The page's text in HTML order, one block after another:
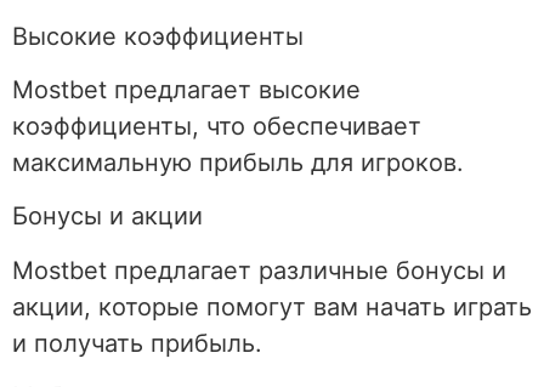
Высокие коэффициенты
Mostbet предлагает высокие
коэффициенты, что обеспечивает
максимальную прибыль для игроков.
Бонусы и акции
Mostbet предлагает различные бонусы и
акции, которые помогут вам начать играть
и получать прибыль.